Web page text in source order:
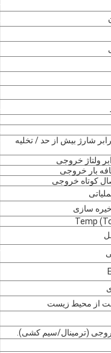
شارژ بیش از حد / تخلیه
ولتاژ خروجی
بار خروجی
کوتاه خروجی
سازی
از محیط زیست
(ترمینال/سیم کشی).